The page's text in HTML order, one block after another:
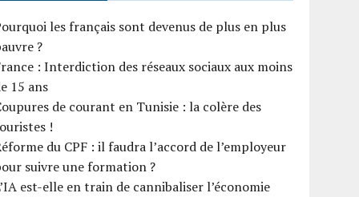
les français sont devenus de plus en plus
?
: Interdiction des réseaux sociaux aux moins
15 ans
de courant en Tunisie : la colère des
!
du CPF : il faudra l’accord de l’employeur
suivre une formation ?
est-elle en train de cannibaliser l’économie